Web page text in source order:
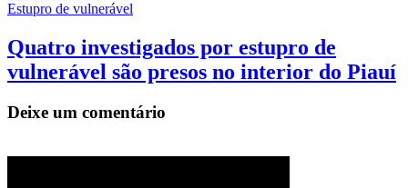
Estupro de vulnerável
Quatro investigados por estupro de
vulnerável são presos no interior do Piauí
Deixe um comentário